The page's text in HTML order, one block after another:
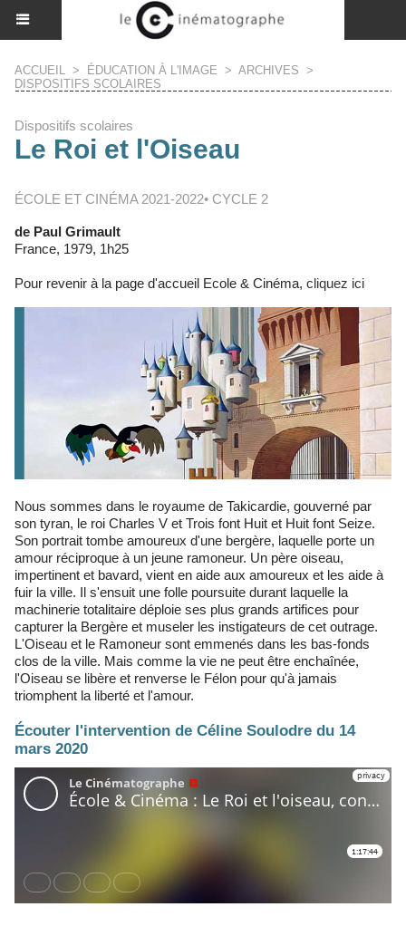
ACCUEIL > ÉDUCATION À L'IMAGE > ARCHIVES >
DISPOSITIFS SCOLAIRES
Dispositifs scolaires
Le Roi et l'Oiseau
ÉCOLE ET CINÉMA 2021-2022• CYCLE 2
de Paul Grimault
France, 1979, 1h25
Pour revenir à la page d'accueil Ecole & Cinéma, cliquez ici
Nous sommes dans le royaume de Takicardie, gouverné par
son tyran, le roi Charles V et Trois font Huit et Huit font Seize.
Son portrait tombe amoureux d'une bergère, laquelle porte un
amour réciproque à un jeune ramoneur. Un père oiseau,
impertinent et bavard, vient en aide aux amoureux et les aide à
fuir la ville. Il s'ensuit une folle poursuite durant laquelle la
machinerie totalitaire déploie ses plus grands artifices pour
capturer la Bergère et museler les instigateurs de cet outrage.
L'Oiseau et le Ramoneur sont emmenés dans les bas-fonds
clos de la ville. Mais comme la vie ne peut être enchaînée,
l'Oiseau se libère et renverse le Félon pour qu'à jamais
triomphent la liberté et l'amour.
Écouter l'intervention de Céline Soulodre du 14
mars 2020